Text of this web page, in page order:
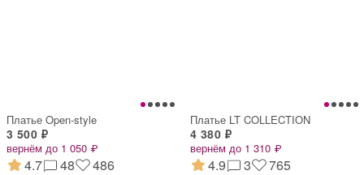
Платье Open-style
3 500 ₽
вернём до 1 050 ₽
4.7 48 486
Платье LT COLLECTION
4 380 ₽
вернём до 1 310 ₽
4.9 3 765